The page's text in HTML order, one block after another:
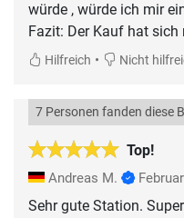
würde , würde ich mir
Fazit: Der Kauf hat
Hilfreich • Nicht
Top!
7 Personen fanden diese
Andreas M.
Sehr gute Station.